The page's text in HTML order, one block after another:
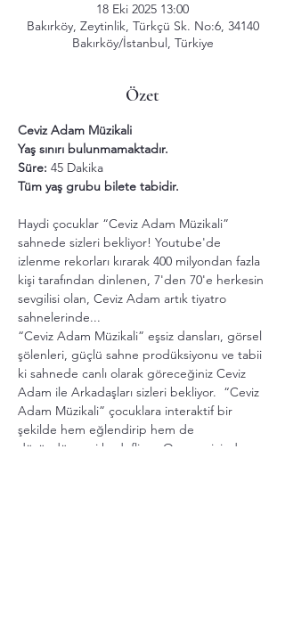
18 Eki 2025 13:00
Bakırköy, Zeytinlik, Türkçü Sk. No:6, 34140
Bakırköy/İstanbul, Türkiye
Özet
Ceviz Adam Müzikali
Yaş sınırı bulunmamaktadır.
Süre: 45 Dakika
Tüm yaş grubu bilete tabidir.
Haydi çocuklar “Ceviz Adam Müzikali”
sahnede sizleri bekliyor! Youtube'de
izlenme rekorları kırarak 400 milyondan fazla
kişi tarafından dinlenen, 7'den 70'e herkesin
sevgilisi olan, Ceviz Adam artık tiyatro
sahnelerinde...
“Ceviz Adam Müzikali” eşsiz dansları, görsel
şölenleri, güçlü sahne prodüksiyonu ve tabii
ki sahnede canlı olarak göreceğiniz Ceviz
Adam ile Arkadaşları sizleri bekliyor.  “Ceviz
Adam Müzikali” çocuklara interaktif bir
şekilde hem eğlendirip hem de
düşündürmeyi hedefliyor. Oyunun içinde